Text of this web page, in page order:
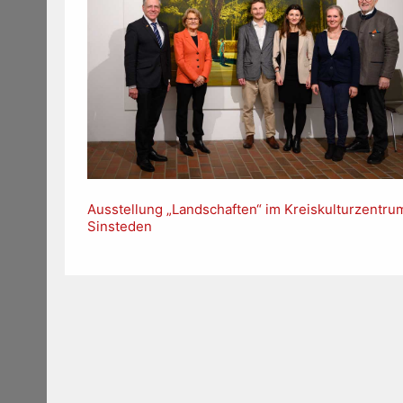
Ausstellung „Landschaften“ im
Sinsteden